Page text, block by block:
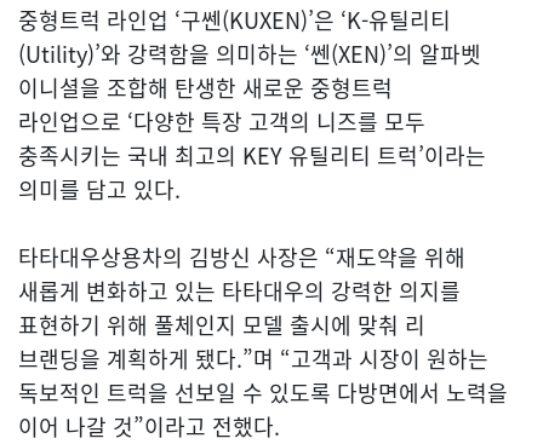
중형트럭 라인업 ‘구쎈(KUXEN)’은 ‘K-유틸리티
(Utility)’와 강력함을 의미하는 ‘쎈(XEN)’의 알파벳
이니셜을 조합해 탄생한 새로운 중형트럭
라인업으로 ‘다양한 특장 고객의 니즈를 모두
충족시키는 국내 최고의 KEY 유틸리티 트럭’이라는
의미를 담고 있다.
타타대우상용차의 김방신 사장은 “재도약을 위해
새롭게 변화하고 있는 타타대우의 강력한 의지를
표현하기 위해 풀체인지 모델 출시에 맞춰 리
브랜딩을 계획하게 됐다.”며 “고객과 시장이 원하는
독보적인 트럭을 선보일 수 있도록 다방면에서 노력을
이어 나갈 것”이라고 전했다.